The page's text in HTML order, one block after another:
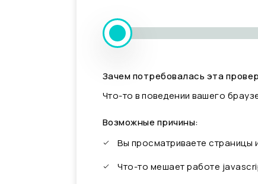
Зачем потребовалась эта
Что-то в поведении вашего
Возможные причины:
Вы просматриваете
Что-то мешает работе